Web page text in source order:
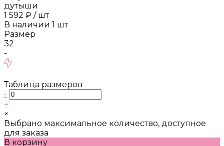
дутыши
1 592 ₽ / шт
В наличии 1 шт
Размер
32
-
Таблица размеров
-
+
×
Выбрано максимальное количество, доступное
для заказа
В корзину